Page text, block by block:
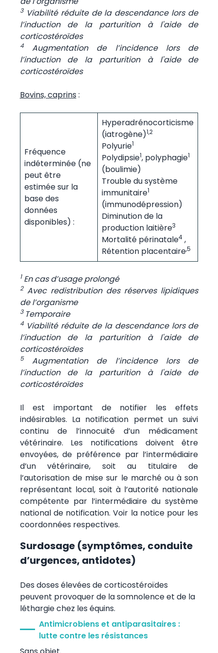
3Viabilité réduite de la descendance lors de
l’induction de la parturition à l'aide de
corticostéroïdes
4Augmentation de l’incidence lors de
l’induction de la parturition à l'aide de
corticostéroïdes
Bovins, caprins :
Fréquence
indéterminée (ne
peut être
estimée sur la
base des
données
disponibles) :
Hyperadrénocorticisme
(iatrogène)1,2
Polyurie1
Polydipsie1, polyphagie1
(boulimie)
Trouble du système
immunitaire1
(immunodépression)
Diminution de la
production laitière3
Mortalité périnatale4,
Rétention placentaire,5
1En cas d’usage prolongé
2Avec redistribution des réserves lipidiques
de l’organisme
3 Temporaire
4Viabilité réduite de la descendance lors de
l’induction de la parturition à l'aide de
corticostéroïdes
5Augmentation de l’incidence lors de
l’induction de la parturition à l'aide de
corticostéroïdes
Il est important de notifier les effets
indésirables. La notification permet un suivi
continu de l’innocuité d’un médicament
vétérinaire. Les notifications doivent être
envoyées, de préférence par l’intermédiaire
d’un vétérinaire, soit au titulaire de
l’autorisation de mise sur le marché ou à son
représentant local, soit à l’autorité nationale
compétente par l’intermédiaire du système
national de notification. Voir la notice pour les
coordonnées respectives.
Surdosage (symptômes, conduite
d’urgences, antidotes)
Des doses élevées de corticostéroïdes
peuvent provoquer de la somnolence et de la
léthargie chez les équins.
Antimicrobiens et antiparasitaires :
lutte contre les résistances